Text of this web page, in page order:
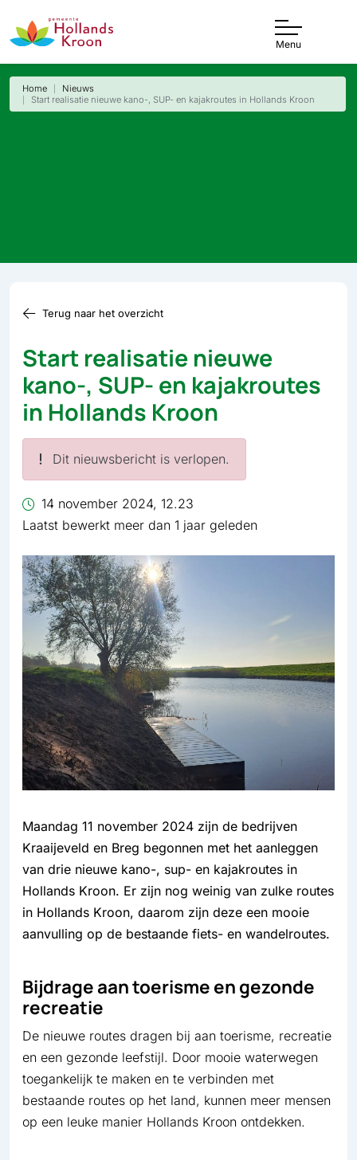
Menu
Home
Nieuws
Start realisatie nieuwe kano-, SUP- en kajakroutes in Hollands Kroon
Terug naar het overzicht
Start realisatie nieuwe
kano-, SUP- en kajakroutes
in Hollands Kroon
Dit nieuwsbericht is verlopen.
14 november 2024, 12.23
Laatst bewerkt meer dan 1 jaar geleden
Maandag 11 november 2024 zijn de bedrijven
Kraaijeveld en Breg begonnen met het aanleggen
van drie nieuwe kano-, sup- en kajakroutes in
Hollands Kroon. Er zijn nog weinig van zulke routes
in Hollands Kroon, daarom zijn deze een mooie
aanvulling op de bestaande fiets- en wandelroutes.
Bijdrage aan toerisme en gezonde
recreatie
De nieuwe routes dragen bij aan toerisme, recreatie
en een gezonde leefstijl. Door mooie waterwegen
toegankelijk te maken en te verbinden met
bestaande routes op het land, kunnen meer mensen
op een leuke manier Hollands Kroon ontdekken.